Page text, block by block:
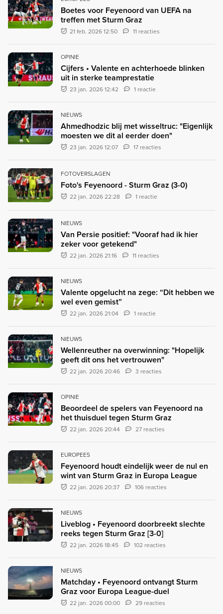
Boetes voor Feyenoord van UEFA na
treffen met Sturm Graz
21 feb. 2026 12:50 11 reacties
OPINIE
Cijfers • Valente en achterhoede blinken
uit in sterke teamprestatie
23 jan. 2026 12:42 1 reactie
NIEUWS
Ahmedhodzic blij met wisseltruc: "Eigenlijk
moesten we dit al eerder doen"
23 jan. 2026 12:07 17 reacties
FOTOVERSLAGEN
Foto's Feyenoord - Sturm Graz (3-0)
22 jan. 2026 22:28 1 reactie
NIEUWS
Van Persie positief: "Vooraf had ik hier
zeker voor getekend"
22 jan. 2026 21:16 11 reacties
NIEUWS
Valente opgelucht na zege: “Dit hebben we
wel even gemist”
22 jan. 2026 21:04 1 reactie
NIEUWS
Wellenreuther na overwinning: "Hopelijk
geeft dit ons het vertrouwen"
22 jan. 2026 20:46 3 reacties
OPINIE
Beoordeel de spelers van Feyenoord na
het thuisduel tegen Sturm Graz
22 jan. 2026 20:44 27 reacties
EUROPEES
Feyenoord houdt eindelijk weer de nul en
wint van Sturm Graz in Europa League
22 jan. 2026 20:37 106 reacties
NIEUWS
Liveblog • Feyenoord doorbreekt slechte
reeks tegen Sturm Graz [3-0]
22 jan. 2026 18:45 102 reacties
NIEUWS
Matchday • Feyenoord ontvangt Sturm
Graz voor Europa League-duel
22 jan. 2026 00:00 29 reacties